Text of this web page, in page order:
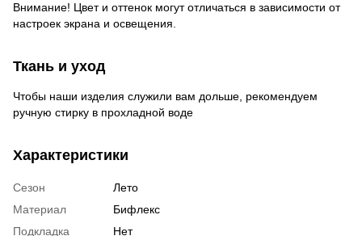
Внимание! Цвет и оттенок могут отличаться в зависимости от
настроек экрана и освещения.
Ткань и уход
Чтобы наши изделия служили вам дольше, рекомендуем
ручную стирку в прохладной воде
Характеристики
Сезон
Лето
Материал
Бифлекс
Подкладка
Нет